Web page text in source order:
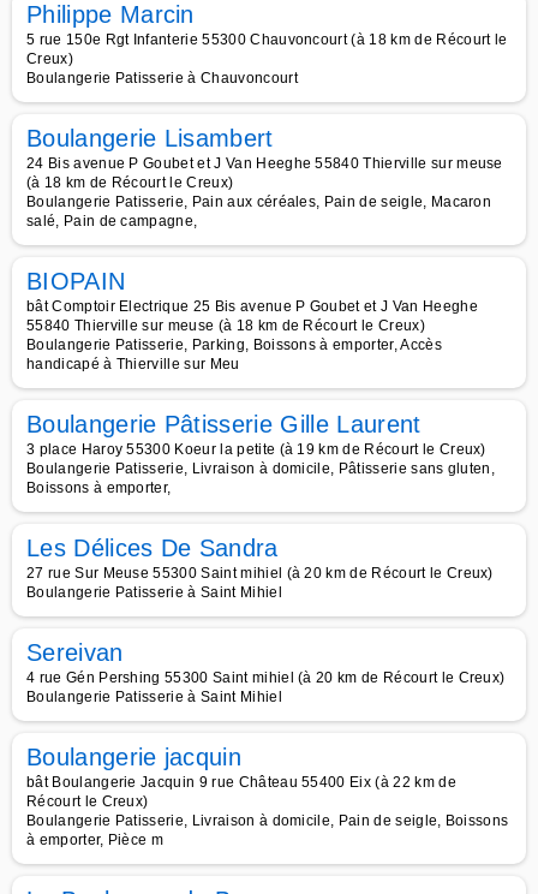
Philippe Marcin
5 rue 150e Rgt Infanterie 55300 Chauvoncourt (à 18 km de Récourt le
Creux)
Boulangerie Patisserie à Chauvoncourt
Boulangerie Lisambert
24 Bis avenue P Goubet et J Van Heeghe 55840 Thierville sur meuse
(à 18 km de Récourt le Creux)
Boulangerie Patisserie, Pain aux céréales, Pain de seigle, Macaron
salé, Pain de campagne,
BIOPAIN
bât Comptoir Electrique 25 Bis avenue P Goubet et J Van Heeghe
55840 Thierville sur meuse (à 18 km de Récourt le Creux)
Boulangerie Patisserie, Parking, Boissons à emporter, Accès
handicapé à Thierville sur Meu
Boulangerie Pâtisserie Gille Laurent
3 place Haroy 55300 Koeur la petite (à 19 km de Récourt le Creux)
Boulangerie Patisserie, Livraison à domicile, Pâtisserie sans gluten,
Boissons à emporter,
Les Délices De Sandra
27 rue Sur Meuse 55300 Saint mihiel (à 20 km de Récourt le Creux)
Boulangerie Patisserie à Saint Mihiel
Sereivan
4 rue Gén Pershing 55300 Saint mihiel (à 20 km de Récourt le Creux)
Boulangerie Patisserie à Saint Mihiel
Boulangerie jacquin
bât Boulangerie Jacquin 9 rue Château 55400 Eix (à 22 km de
Récourt le Creux)
Boulangerie Patisserie, Livraison à domicile, Pain de seigle, Boissons
à emporter, Pièce m